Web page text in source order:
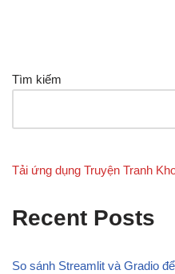
Tìm kiếm
Tải ứng dụng Truyện Tranh
Recent Posts
So sánh Streamlit và Gradio